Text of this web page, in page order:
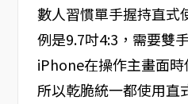
數人習慣單手握持直式
例是9.7吋4:3，需要雙
iPhone在操作主畫面時
所以乾脆統一都使用直